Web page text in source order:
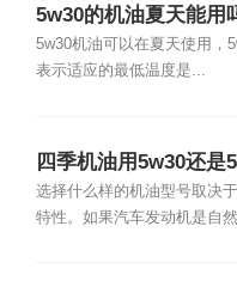
5w30的机油夏天能用
5w30机油可以在夏天使用，
表示适应的最低温度是...
四季机油用5w30还是
选择什么样的机油型号取决
特性。如果汽车发动机是自